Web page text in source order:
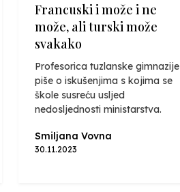
Francuski i može i ne
može, ali turski može
svakako
Profesorica tuzlanske gimnazije
piše o iskušenjima s kojima se
škole susreću usljed
nedosljednosti ministarstva.
Smiljana Vovna
30.11.2023